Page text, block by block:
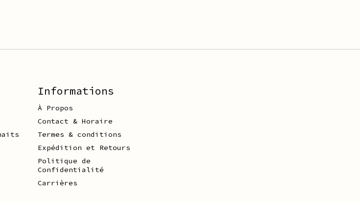
Informations
À Propos
Contact & Horaire
Termes & conditions
Expédition et Retours
Politique de
Confidentialité
Carrières